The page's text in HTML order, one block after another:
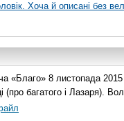
Хоча й описані без
«Благо» 8 листопада 2015
(про багатого і Лазаря).